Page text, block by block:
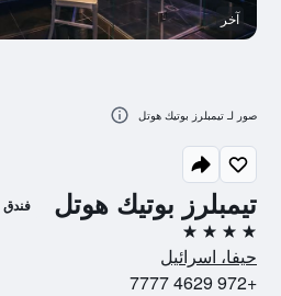
تيمبلرز بوتيك هوتل فندق
4 نجوم
حيفا، اسرائيل
+972 4629 7777
آخر
صور لـ تيمبلرز بوتيك هوتل